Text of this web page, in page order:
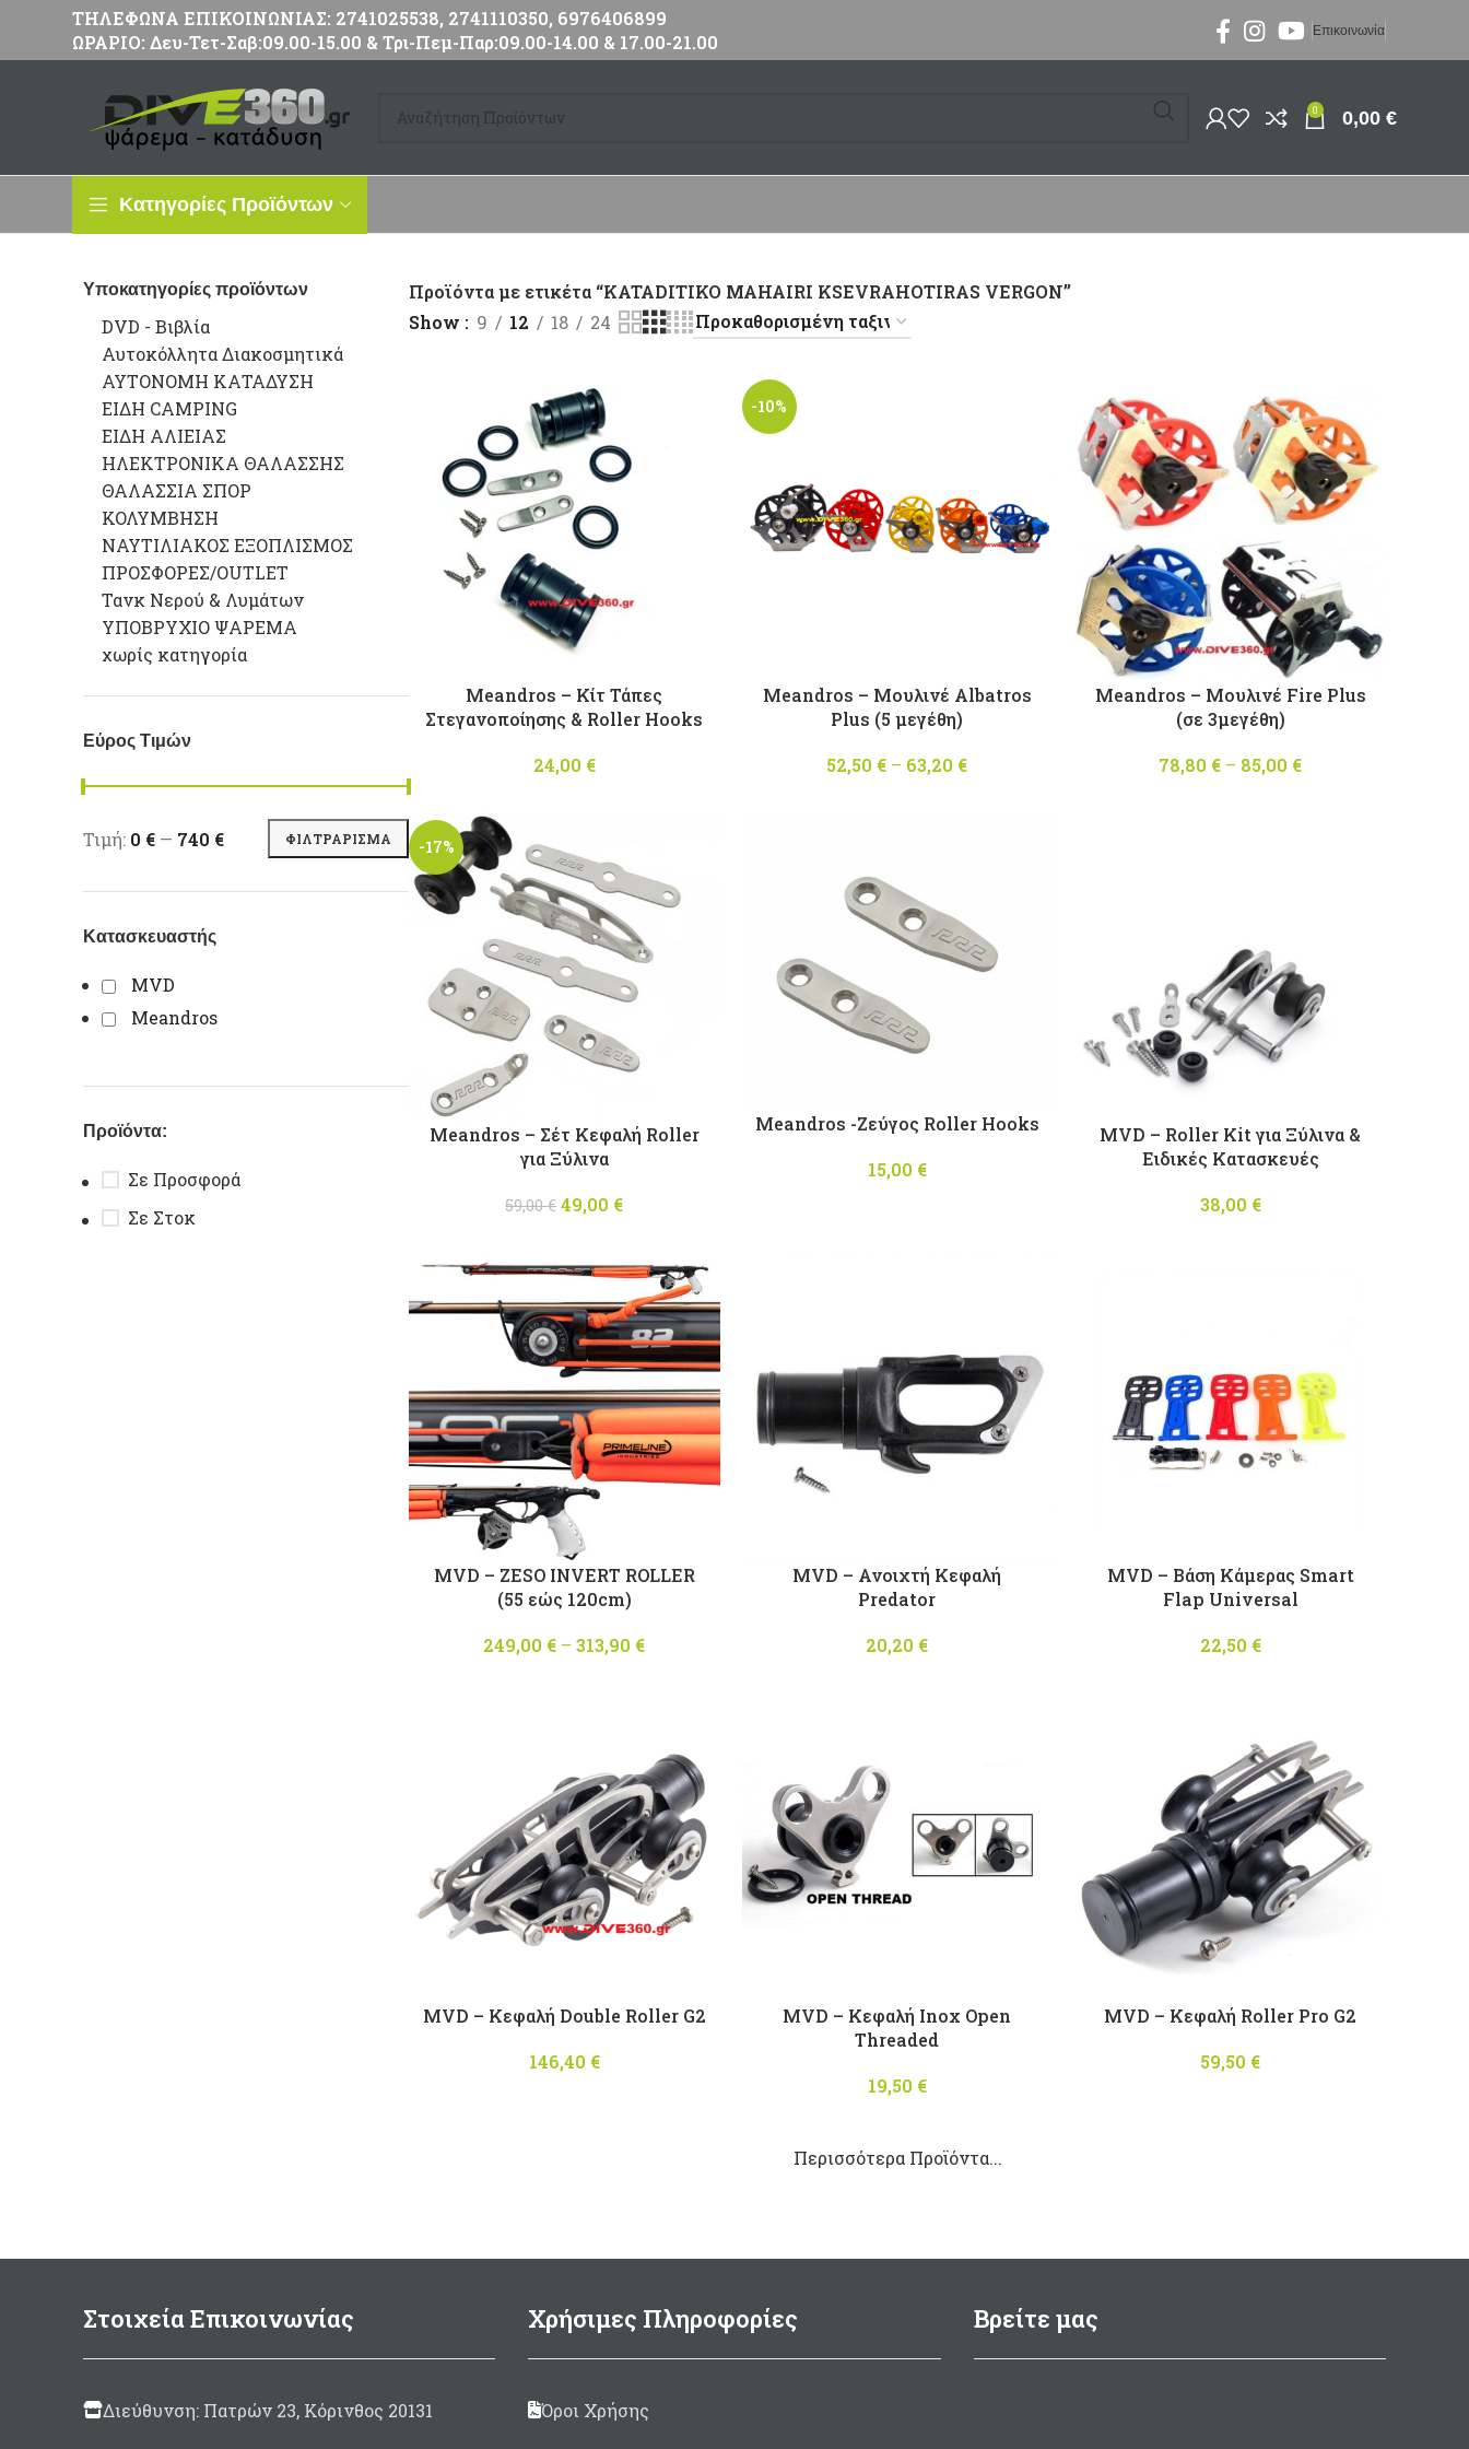
ΤΗΛΕΦΩΝΑ ΕΠΙΚΟΙΝΩΝΙΑΣ: 2741025538, 2741110350, 6976406899
ΩΡΑΡΙΟ: Δευ-Τετ-Σαβ:09.00-15.00 & Τρι-Πεμ-Παρ:09.00-14.00 & 17.00-21.00
Επικοινωνία
0 0,00 €
Κατηγορίες Προϊόντων
Υποκατηγορίες προϊόντων
DVD - Βιβλία
Αυτοκόλλητα Διακοσμητικά
ΑΥΤΟΝΟΜΗ ΚΑΤΑΔΥΣΗ
ΕΙΔΗ CAMPING
ΕΙΔΗ ΑΛΙΕΙΑΣ
ΗΛΕΚΤΡΟΝΙΚΑ ΘΑΛΑΣΣΗΣ
ΘΑΛΑΣΣΙΑ ΣΠΟΡ
ΚΟΛΥΜΒΗΣΗ
ΝΑΥΤΙΛΙΑΚΟΣ ΕΞΟΠΛΙΣΜΟΣ
ΠΡΟΣΦΟΡΕΣ/OUTLET
Τανκ Νερού & Λυμάτων
ΥΠΟΒΡΥΧΙΟ ΨΑΡΕΜΑ
χωρίς κατηγορία
Εύρος Τιμών
Ελάχιστη τιμή
Μέγιστη τιμή ΦΙΛΤΡΆΡΙΣΜΑ
Τιμή: 0 € — 740 €
Κατασκευαστής
MVD
Meandros
Προϊόντα:
Σε Προσφορά
Σε Στοκ
Προϊόντα με ετικέτα “KATADITIKO MAHAIRI KSEVRAHOTIRAS VERGON”
Show
9 12 18 24
Meandros – Κίτ Τάπες
Στεγανοποίησης & Roller Hooks
24,00 €
-10%
Meandros – Μουλινέ Albatros
Plus (5 μεγέθη)
52,50 € – 63,20 €
Meandros – Μουλινέ Fire Plus
(σε 3μεγέθη)
78,80 € – 85,00 €
-17%
Meandros – Σέτ Κεφαλή Roller
για Ξύλινα
59,00€
Original price
49,00 €
49,00 €.
Meandros -Ζεύγος Roller Hooks
15,00 €
MVD – Roller Kit για Ξύλινα &
Ειδικές Κατασκευές
38,00 €
MVD – ZESO INVERT ROLLER
(55 εώς 120cm)
249,00 € – 313,90 €
MVD – Ανοιχτή Κεφαλή
Predator
20,20 €
MVD – Βάση Κάμερας Smart
Flap Universal
22,50 €
MVD – Κεφαλή Double Roller G2
146,40 €
MVD – Κεφαλή Inox Open
Threaded
19,50 €
MVD – Κεφαλή Roller Pro G2
59,50 €
Περισσότερα Προϊόντα...
Στοιχεία Επικοινωνίας
Διεύθυνση: Πατρών 23, Κόρινθος 20131
Χρήσιμες Πληροφορίες
Όροι Χρήσης
Βρείτε μας